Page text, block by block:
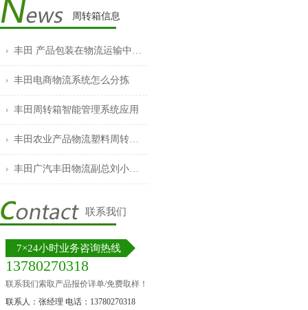
周转箱信息
丰田 产品包装在物流运输中的作用
丰田电商物流系统怎么分拣
丰田周转箱智能管理系统应用
丰田农业产品物流塑料周转箱的普及
丰田广汽丰田物流副总刘小云发表重要讲话
联系我们
7×24小时业务咨询热线
13780270318
联系我们索取产品报价详单/免费取样！
联系人：张经理 电话：13780270318